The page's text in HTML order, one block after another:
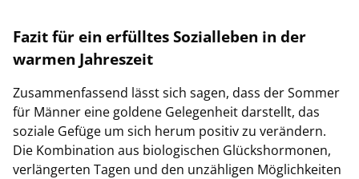
Fazit für ein erfülltes Sozialleben in der
warmen Jahreszeit
Zusammenfassend lässt sich sagen, dass der Sommer
für Männer eine goldene Gelegenheit darstellt, das
soziale Gefüge um sich herum positiv zu verändern.
Die Kombination aus biologischen Glückshormonen,
verlängerten Tagen und den unzähligen Möglichkeiten